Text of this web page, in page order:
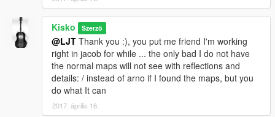
Kisko Szerző
@LJT Thank you :), you put me friend I'm working
right in jacob for while ... the only bad I do not have
the normal maps will not see with reflections and
details: / instead of arno if I found the maps, but you
do what It can
2017. április 16.